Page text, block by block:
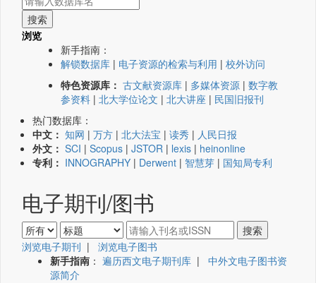
浏览
新手指南：
解锁数据库 | 电子资源的检索与利用 | 校外访问
特色资源库： 古文献资源库 | 多媒体资源 | 数字教
参资料 | 北大学位论文 | 北大讲座 | 民国旧报刊
热门数据库：
中文： 知网 | 万方 | 北大法宝 | 读秀 | 人民日报
外文： SCI | Scopus | JSTOR | lexis | heinonline
专利： INNOGRAPHY | Derwent | 智慧芽 | 国知局专利
电子期刊/图书
浏览电子期刊 | 浏览电子图书
新手指南 ： 遍历西文电子期刊库 | 中外文电子图书资
源简介